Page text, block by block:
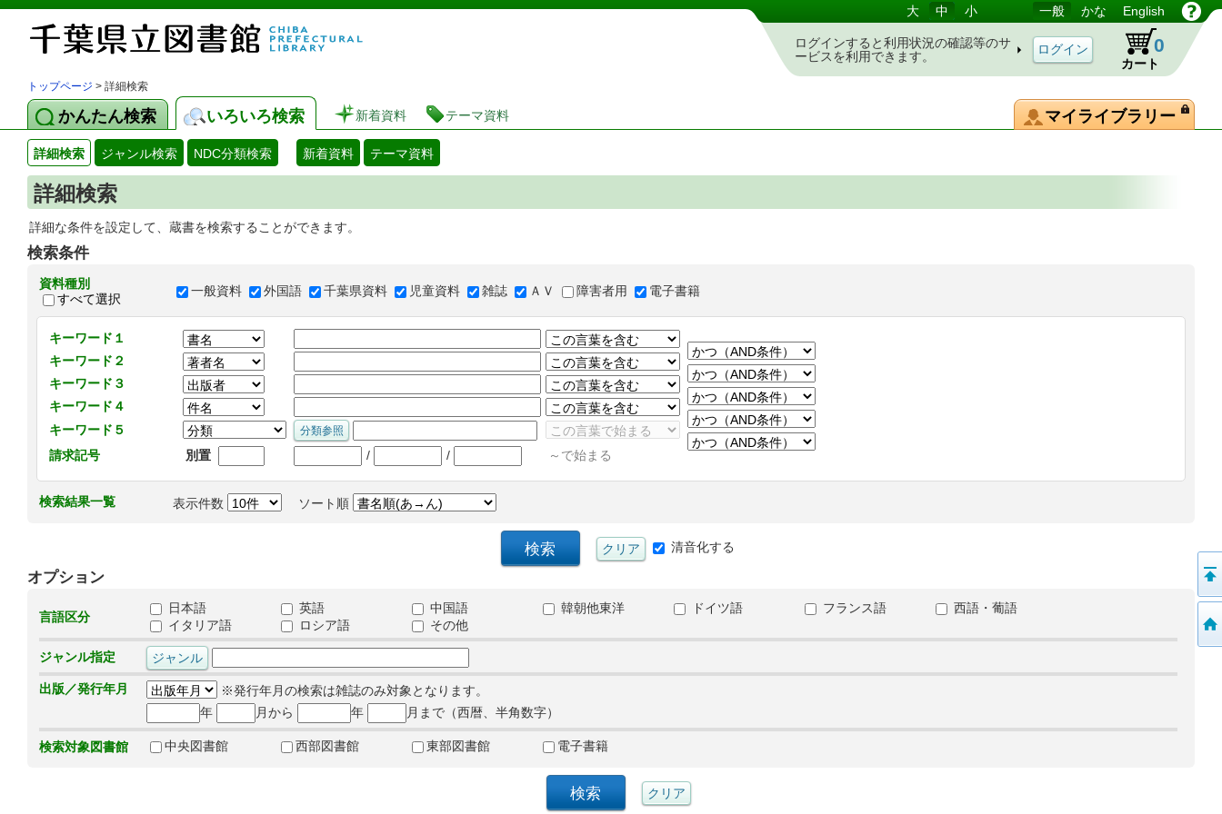
図書館 蔵書検索・予約システム 大 中 小 一般 かな English
ログインすると利用状況の確認等のサ
ービスを利用できます。
カート
0
トップページ > 詳細検索
かんたん検索 いろいろ検索 新着資料 テーマ資料 マイライブラリー
詳細検索 ジャンル検索 NDC分類検索 新着資料 テーマ資料
詳細検索
詳細な条件を設定して、蔵書を検索することができます。
検索条件
資料種別
すべて選択
一般資料 外国語 千葉県資料 児童資料 雑誌 ＡＶ 障害者用 電子書籍
キーワード１
キーワード２
キーワード３
キーワード４
キーワード５
請求記号
別置 / / ～で始まる
検索結果一覧 表示件数 ソート順
清音化する
オプション
言語区分
日本語 英語 中国語 韓朝他東洋 ドイツ語 フランス語
西語・葡語
イタリア語
ロシア語 その他
ジャンル指定
出版／発行年月
※発行年月の検索は雑誌のみ対象となります。
年
月から 年 月まで（西暦、半角数字）
検索対象図書館 中央図書館 西部図書館 東部図書館 電子書籍